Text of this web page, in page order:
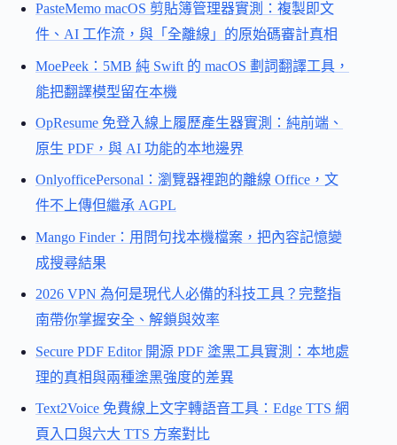
PasteMemo macOS 剪貼簿管理器實測：複製即文
件、AI 工作流，與「全離線」的原始碼審計真相
MoePeek：5MB 純 Swift 的 macOS 劃詞翻譯工具，
能把翻譯模型留在本機
OpResume 免登入線上履歷產生器實測：純前端、
原生 PDF，與 AI 功能的本地邊界
OnlyofficePersonal：瀏覽器裡跑的離線 Office，文
件不上傳但繼承 AGPL
Mango Finder：用問句找本機檔案，把內容記憶變
成搜尋結果
2026 VPN 為何是現代人必備的科技工具？完整指
南帶你掌握安全、解鎖與效率
Secure PDF Editor 開源 PDF 塗黑工具實測：本地處
理的真相與兩種塗黑強度的差異
Text2Voice 免費線上文字轉語音工具：Edge TTS 網
頁入口與六大 TTS 方案對比